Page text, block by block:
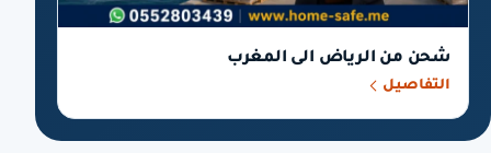
شحن من الرياض الى المغرب
التفاصيل